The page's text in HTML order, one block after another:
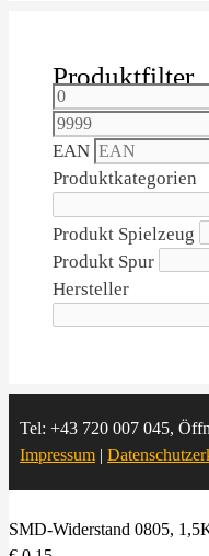
Produktfilter
EAN
Produktkategorien
Produkt Spielzeug
Produkt Spur
Hersteller
Tel: +43 720 007 045,
Impressum |
SMD-Widerstand 0805,